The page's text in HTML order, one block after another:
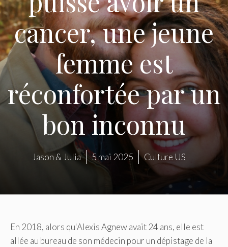
cancer, une jeune
femme est
réconfortée par un
bon inconnu
Jason & Julia 5 mai 2025 Culture US
En 2018, alors qu'Alexis Agnew avait 24 ans, elle est
allée au bureau de son médecin pour un dépistage de la